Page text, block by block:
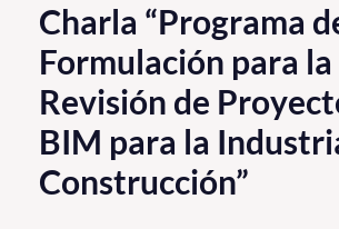
PUCV Internacional
Vinculación con el Medio
Admisión
Pregrado
Charla “Programa
Formulación para la
Revisión de
BIM para la
Construcción”